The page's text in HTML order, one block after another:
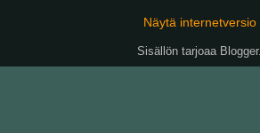
Näytä internetversio
Sisällön tarjoaa Blogger.